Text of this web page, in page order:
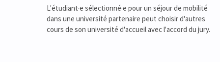
L'étudiant·e sélectionné·e pour un séjour de mobilité
dans une université partenaire peut choisir d'autres
cours de son université d'accueil avec l'accord du jury.